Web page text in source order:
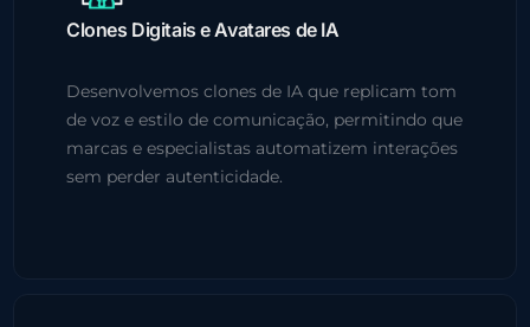
Clones Digitais e Avatares de IA
Desenvolvemos clones de IA que replicam tom
de voz e estilo de comunicação, permitindo que
marcas e especialistas automatizem interações
sem perder autenticidade.